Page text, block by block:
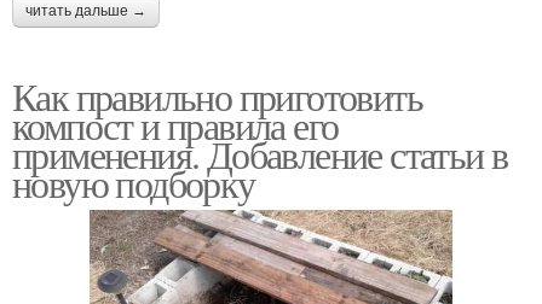
читать дальше →
Как правильно приготовить
компост и правила его
применения. Добавление статьи в
новую подборку